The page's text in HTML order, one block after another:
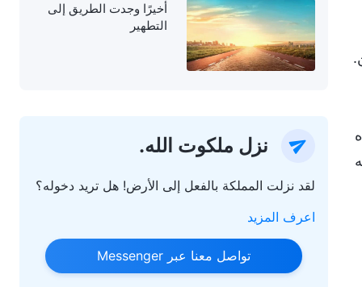
أخيرًا وجدت الطريق إلى
التطهير
نزل ملكوت الله.
لقد نزلت المملكة بالفعل إلى الأرض! هل تريد دخوله؟
اعرف المزيد
تواصل معنا عبر Messenger